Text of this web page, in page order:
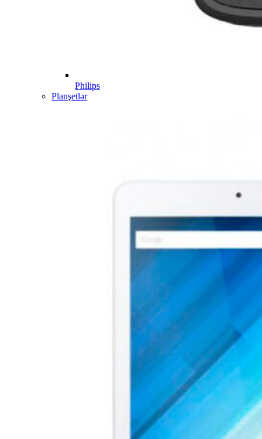
Philips
Planşetlər